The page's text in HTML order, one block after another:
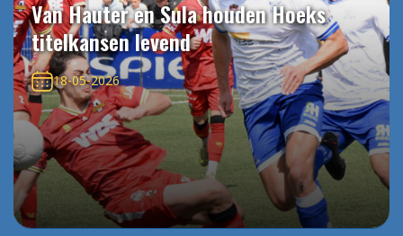
Van Hauter en Sula houden Hoeks
titelkansen levend
18-05-2026